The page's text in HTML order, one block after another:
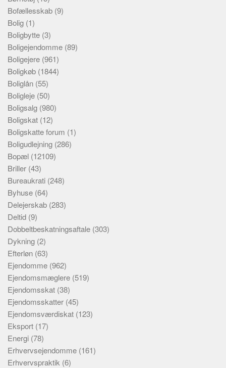
Bofællesskab (9)
Bolig (1)
Boligbytte (3)
Boligejendomme (89)
Boligejere (961)
Boligkøb (1844)
Boliglån (55)
Boligleje (50)
Boligsalg (980)
Boligskat (12)
Boligskatte forum (1)
Boligudlejning (286)
Bopæl (12109)
Briller (43)
Bureaukrati (248)
Byhuse (64)
Delejerskab (283)
Deltid (9)
Dobbeltbeskatningsaftale (303)
Dykning (2)
Efterløn (63)
Ejendomme (962)
Ejendomsmæglere (519)
Ejendomsskat (38)
Ejendomsskatter (45)
Ejendomsværdiskat (123)
Eksport (17)
Energi (78)
Erhvervsejendomme (161)
Erhvervspraktik (6)